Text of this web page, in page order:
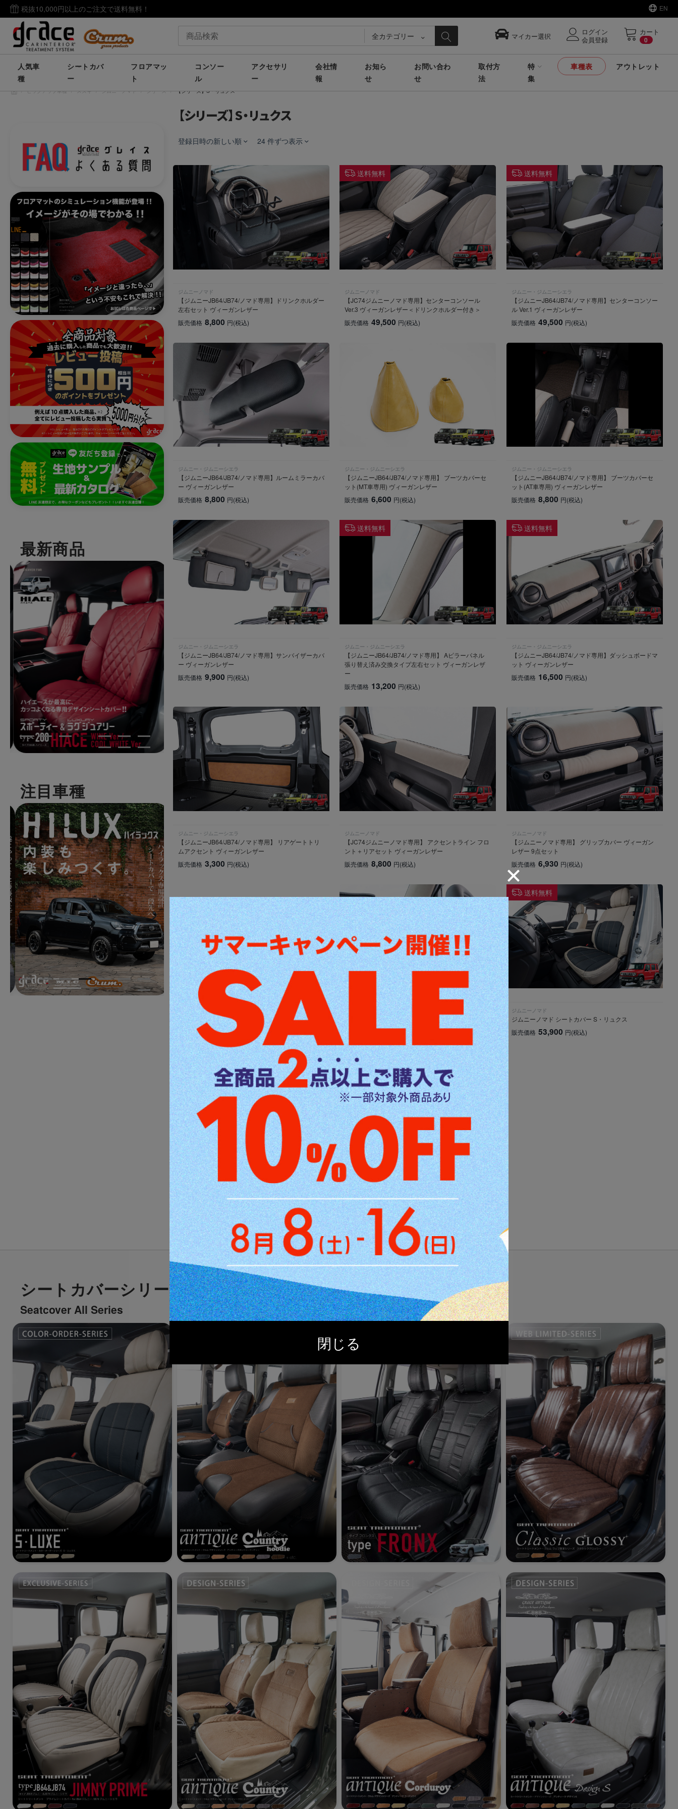
税抜10,000円以上のご注文で送料無料！ EN
全カテゴリー カート
0
ログイン
会員登録
マイカー選択
人気車
種
シートカバ
ー
フロアマッ
ト
コンソー
ル
アクセサリ
ー
会社情
報
お知ら
せ
お問い合わ
せ
取付方
法
特
集
車種表 アウトレット
/ ピックアップ車種 / スズキ / ジムニーノマド / シリーズ / 【シリーズ】S・リュクス
最新商品
注目車種
【シリーズ】S・リュクス
登録日時の新しい順 24 件ずつ表示
ジムニーノマド
【ジムニーJB64/JB74/ノマド専用】ドリンクホルダー
左右セット ヴィーガンレザー
販売価格 8,800 円(税込)
送料無料
ジムニーノマド
【JC74ジムニーノマド専用】センターコンソール
Ver.3 ヴィーガンレザー＜ドリンクホルダー付き＞
販売価格 49,500 円(税込)
送料無料
ジムニー・ジムニーシエラ
【ジムニーJB64/JB74/ノマド専用】センターコンソー
ル Ver.1 ヴィーガンレザー
販売価格 49,500 円(税込)
ジムニー・ジムニーシエラ
【ジムニーJB64/JB74/ノマド専用】ルームミラーカバ
ー ヴィーガンレザー
販売価格 8,800 円(税込)
ジムニー・ジムニーシエラ
【ジムニーJB64/JB74/ノマド専用】 ブーツカバーセ
ット(MT車専用) ヴィーガンレザー
販売価格 6,600 円(税込)
ジムニー・ジムニーシエラ
【ジムニーJB64/JB74/ノマド専用】 ブーツカバーセ
ット(AT車専用) ヴィーガンレザー
販売価格 8,800 円(税込)
ジムニー・ジムニーシエラ
【ジムニーJB64/JB74/ノマド専用】サンバイザーカバ
ー ヴィーガンレザー
販売価格 9,900 円(税込)
送料無料
ジムニー・ジムニーシエラ
【ジムニーJB64/JB74/ノマド専用】 Aピラーパネル
張り替え済み交換タイプ左右セット ヴィーガンレザ
ー
販売価格 13,200 円(税込)
送料無料
ジムニー・ジムニーシエラ
【ジムニーJB64/JB74/ノマド専用】ダッシュボードマ
ット ヴィーガンレザー
販売価格 16,500 円(税込)
ジムニー・ジムニーシエラ
【ジムニーJB64/JB74/ノマド専用】 リアゲートトリ
ムアクセント ヴィーガンレザー
販売価格 3,300 円(税込)
ジムニーノマド
【JC74ジムニーノマド専用】 アクセントライン フロ
ント＋リアセット ヴィーガンレザー
販売価格 8,800 円(税込)
ジムニーノマド
【ジムニーノマド専用】 グリップカバー ヴィーガン
レザー 9点セット
販売価格 6,930 円(税込)
アームレスト
プレミアムアームレストカバー ヴィーガンレザー
販売価格
2,200 円(税込)
ジムニー・ジムニーシエラ
【ジムニーJB64/JB74/ノマド専用】メーターパネル左
右2個セット ヴィーガンレザー
販売価格
(税込)
送料無料
ジムニーノマド
ジムニーノマド シートカバー S・リュクス
販売価格 53,900 円(税込)
送料無料
ジムニー・ジムニーシエラ
【JB64ジムニー/JB74ジムニーシエラ/JC74ジムニー
ノマド】プレミアムアームレスト
販売価格
24,200 円 (税込)
シートカバーシリーズ一覧
Seatcover All Series
閉じる